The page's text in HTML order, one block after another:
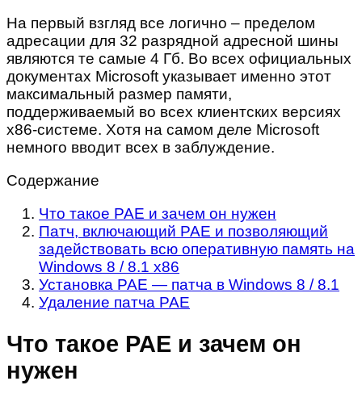
На первый взгляд все логично – пределом
адресации для 32 разрядной адресной шины
являются те самые 4 Гб. Во всех официальных
документах Microsoft указывает именно этот
максимальный размер памяти,
поддерживаемый во всех клиентских версиях
x86-системе. Хотя на самом деле Microsoft
немного вводит всех в заблуждение.
Содержание
Что такое PAE и зачем он нужен
Патч, включающий PAE и позволяющий
задействовать всю оперативную память на
Windows 8 / 8.1 x86
Установка PAE — патча в Windows 8 / 8.1
Удаление патча PAE
Что такое PAE и зачем он
нужен